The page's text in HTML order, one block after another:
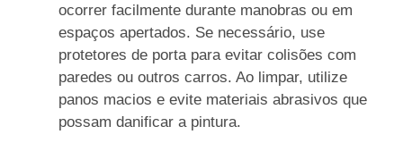
ocorrer facilmente durante manobras ou em
espaços apertados. Se necessário, use
protetores de porta para evitar colisões com
paredes ou outros carros. Ao limpar, utilize
panos macios e evite materiais abrasivos que
possam danificar a pintura.